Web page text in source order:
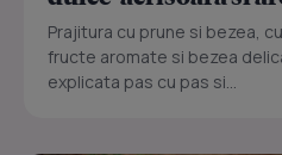
Prajitura cu prune si bezea,
fructe aromate si bezea
explicata pas cu pas si...